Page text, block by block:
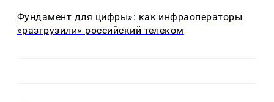
Фундамент для цифры»: как инфраоператоры
«разгрузили» российский телеком